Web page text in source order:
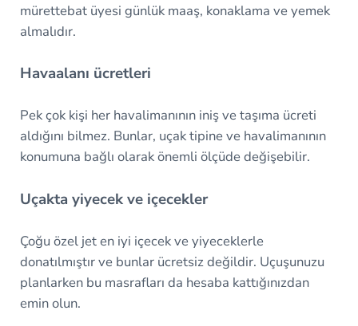
mürettebat üyesi günlük maaş, konaklama ve yemek
almalıdır.
Havaalanı ücretleri
Pek çok kişi her havalimanının iniş ve taşıma ücreti
aldığını bilmez. Bunlar, uçak tipine ve havalimanının
konumuna bağlı olarak önemli ölçüde değişebilir.
Uçakta yiyecek ve içecekler
Çoğu özel jet en iyi içecek ve yiyeceklerle
donatılmıştır ve bunlar ücretsiz değildir. Uçuşunuzu
planlarken bu masrafları da hesaba kattığınızdan
emin olun.